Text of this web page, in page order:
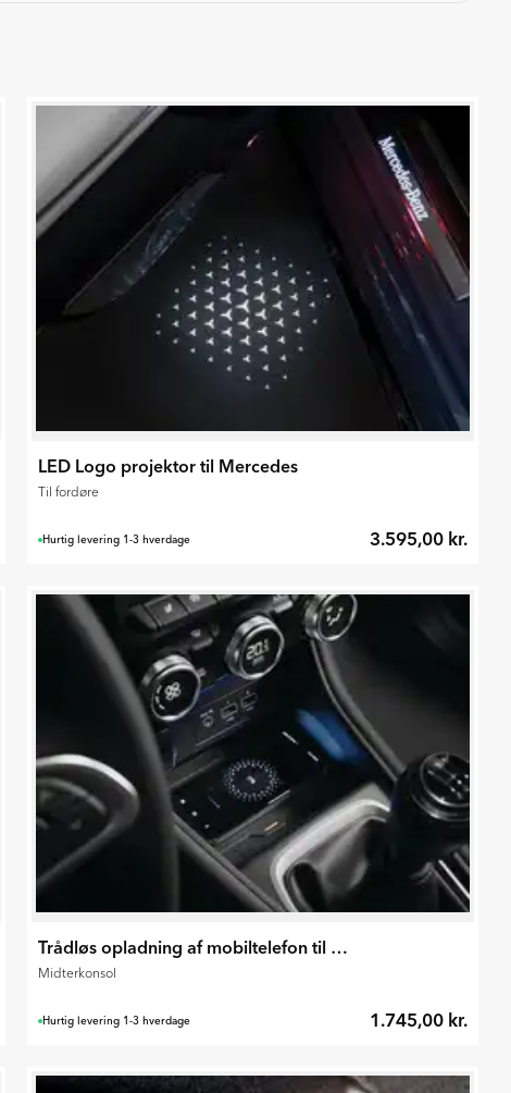
LED Logo projektor til Mercedes
Til fordøre
Hurtig levering 1-3 hverdage 3.595,00 kr.
Trådløs opladning af mobiltelefon til Captur II 2020-2024
Midterkonsol
Hurtig levering 1-3 hverdage 1.745,00 kr.